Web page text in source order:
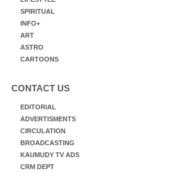
SPIRITUAL
INFO+
ART
ASTRO
CARTOONS
CONTACT US
EDITORIAL
ADVERTISMENTS
CIRCULATION
BROADCASTING
KAUMUDY TV ADS
CRM DEPT